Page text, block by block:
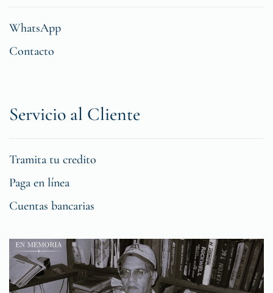
WhatsApp
Contacto
Servicio al Cliente
Tramita tu credito
Paga en línea
Cuentas bancarias